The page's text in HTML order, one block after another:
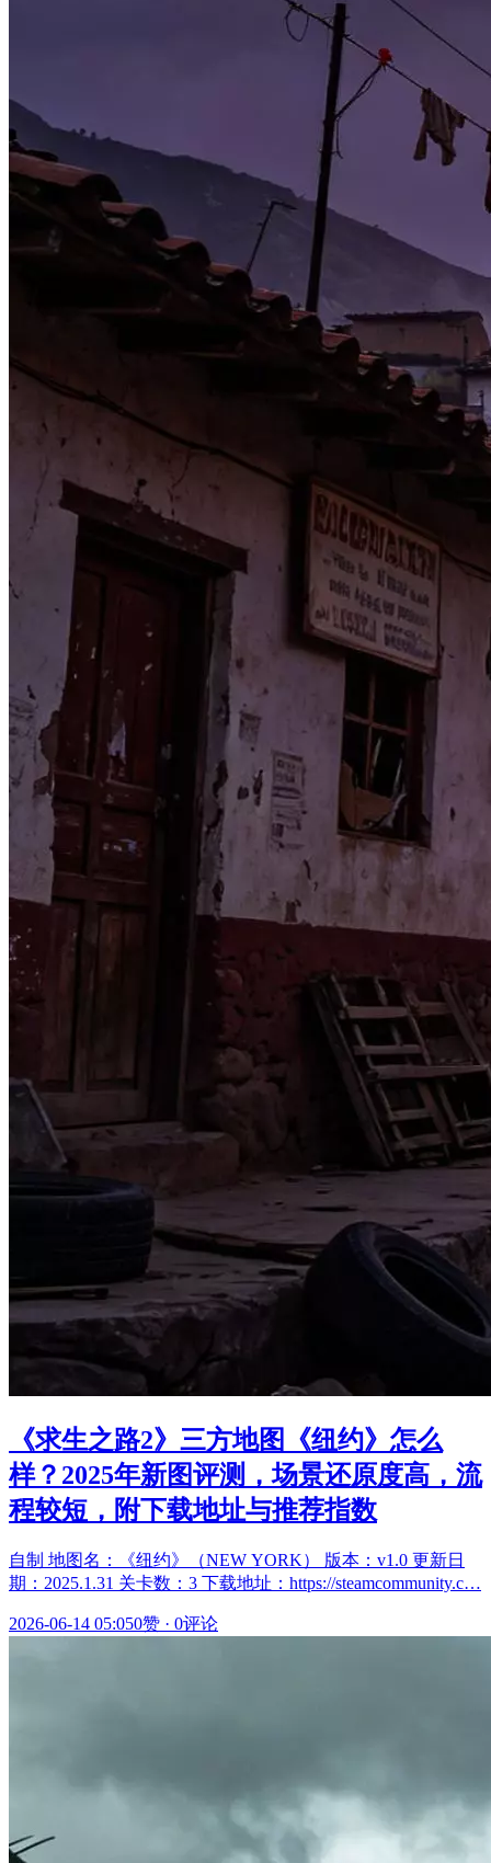
《求生之路2》三方地图《纽约》怎么
样？2025年新图评测，场景还原度高，流
程较短，附下载地址与推荐指数
自制 地图名：《纽约》（NEW YORK） 版本：v1.0 更新日
期：2025.1.31 关卡数：3 下载地址：https://steamcommunity.c…
2026-06-14 05:050赞 · 0评论